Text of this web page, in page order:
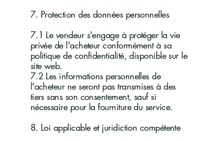
7. Protection des données personnelles
7.1 Le vendeur s'engage à protéger la vie
privée de l'acheteur conformément à sa
politique de confidentialité, disponible sur le
site web.
7.2 Les informations personnelles de
l'acheteur ne seront pas transmises à des
tiers sans son consentement, sauf si
nécessaire pour la fourniture du service.
8. Loi applicable et juridiction compétente